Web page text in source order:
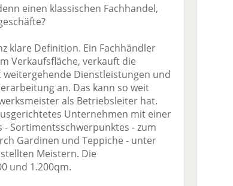
einen klassischen Fachhandel,
klare Definition. Ein Fachhändler
Verkaufsfläche, verkauft die
Dienstleistungen und
an. Das kann so weit
als Betriebsleiter hat.
Unternehmen mit einer
- Sortimentsschwerpunktes - zum
Gardinen und Teppiche - unter
Meistern. Die
und 1.200qm.